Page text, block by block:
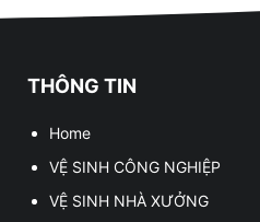
THÔNG TIN
Home
VỆ SINH CÔNG NGHIỆP
VỆ SINH NHÀ XƯỞNG